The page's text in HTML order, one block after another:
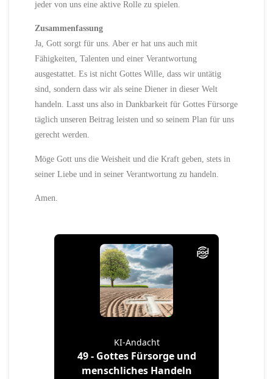
jeder von uns eine aktive Rolle zu spielen.
Zusammenfassung
Ja, Gott sorgt für uns. Aber er hat uns auch mit
Fähigkeiten, Talenten und einer Verantwortung
ausgestattet. Es ist nicht Gottes Wille, dass wir untätig
sind, sondern dass wir als seine Diener in dieser Welt
handeln. Lasst uns also in Dankbarkeit für Gottes Fürsorge
täglich unseren Beitrag leisten und so seinem Plan für uns
gerecht werden.
Möge Gott uns die Weisheit und die Kraft geben, stets in
seiner Liebe und in seiner Verantwortung zu handeln.
Amen.